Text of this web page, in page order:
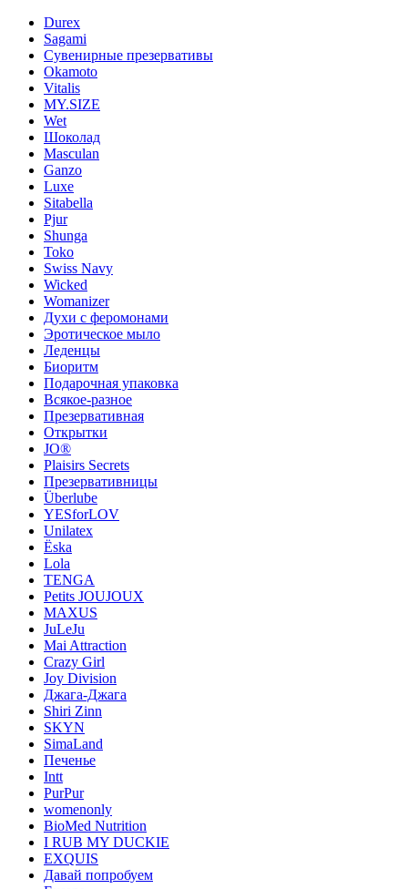
Durex
Sagami
Сувенирные презервативы
Okamoto
Vitalis
MY.SIZE
Wet
Шоколад
Masculan
Ganzo
Luxe
Sitabella
Pjur
Shunga
Toko
Swiss Navy
Wicked
Womanizer
Духи с феромонами
Эротическое мыло
Леденцы
Биоритм
Подарочная упаковка
Всякое-разное
Презервативная
Открытки
JO®
Plaisirs Secrets
Презервативницы
Überlube
YESforLOV
Unilatex
Ёska
Lola
TENGA
Petits JOUJOUX
MAXUS
JuLeJu
Mai Attraction
Crazy Girl
Joy Division
Джага-Джага
Shiri Zinn
SKYN
SimaLand
Печенье
Intt
PurPur
womenonly
BioMed Nutrition
I RUB MY DUCKIE
EXQUIS
Давай попробуем